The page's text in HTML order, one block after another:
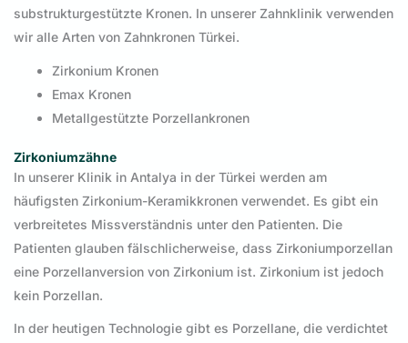
substrukturgestützte Kronen. In unserer Zahnklinik verwenden
wir alle Arten von Zahnkronen Türkei.
Zirkonium Kronen
Emax Kronen
Metallgestützte Porzellankronen
Zirkoniumzähne
In unserer Klinik in Antalya in der Türkei werden am
häufigsten Zirkonium-Keramikkronen verwendet. Es gibt ein
verbreitetes Missverständnis unter den Patienten. Die
Patienten glauben fälschlicherweise, dass Zirkoniumporzellan
eine Porzellanversion von Zirkonium ist. Zirkonium ist jedoch
kein Porzellan.
In der heutigen Technologie gibt es Porzellane, die verdichtet